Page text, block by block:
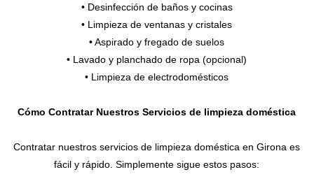
• Desinfección de baños y cocinas
• Limpieza de ventanas y cristales
• Aspirado y fregado de suelos
• Lavado y planchado de ropa (opcional)
• Limpieza de electrodomésticos
Cómo Contratar Nuestros Servicios de limpieza doméstica
Contratar nuestros servicios de limpieza doméstica en Girona es
fácil y rápido. Simplemente sigue estos pasos: